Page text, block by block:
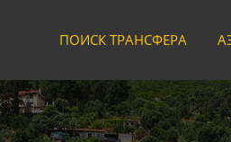
ПОИСК ТРАНСФЕРА